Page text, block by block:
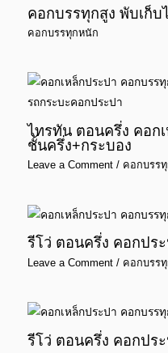
คอกบรรทุกสูง พับเก็บ
คอกบรรทุกหนัก
ไทรทัน ตอนครึ่ง คอก
ชั้นครึ่ง+กระบอง
Leave a Comment / คอกบรร
รีโว่ ตอนครึ่ง คอกปร
Leave a Comment / คอกบรร
รีโว่ ตอนครึ่ง คอกปร